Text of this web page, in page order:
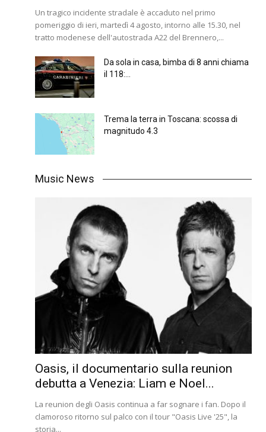
Un tragico incidente stradale è accaduto nel primo
pomeriggio di ieri, martedì 4 agosto, intorno alle 15.30, nel
tratto modenese dell'autostrada A22 del Brennero,...
Da sola in casa, bimba di 8 anni chiama
il 118:...
Trema la terra in Toscana: scossa di
magnitudo 4.3
Music News
Oasis, il documentario sulla reunion
debutta a Venezia: Liam e Noel...
La reunion degli Oasis continua a far sognare i fan. Dopo il
clamoroso ritorno sul palco con il tour "Oasis Live '25", la
storia...